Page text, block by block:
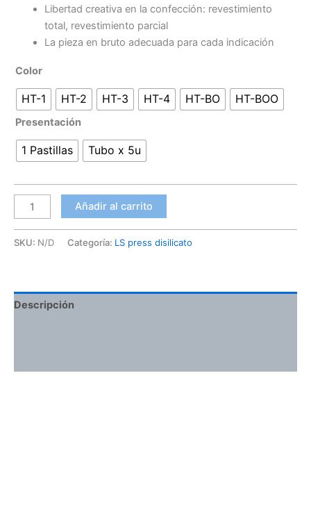
Libertad creativa en la confección: revestimiento
total, revestimiento parcial
La pieza en bruto adecuada para cada indicación
Color
HT-1 HT-2 HT-3 HT-4 HT-BO HT-BOO
Presentación
1 Pastillas Tubo x 5u
Añadir al carrito
SKU: N/D Categoría: LS press disilicato
Descripción